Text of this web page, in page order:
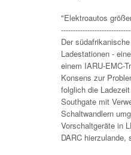
"Elektroautos
Der
Ladestationen -
einem IARU-EMC-
Konsens zur
folglich die
Southgate mit
Schaltwandlern
Vorschaltgeräte in
DARC hierzulande,